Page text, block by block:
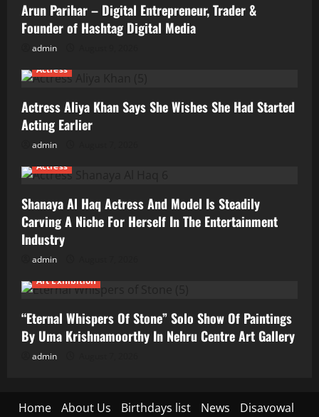
Arun Parihar – Digital Entrepreneur, Trader &
Founder of Hashtag Digital Media
admin
Actress
Actress Aliya Khan Says She Wishes She Had Started
Acting Earlier
admin
Actress
Shanaya Al Haq Actress And Model Is Steadily
Carving A Niche For Herself In The Entertainment
Industry
admin
Art Exhibition
“Eternal Whispers Of Stone” Solo Show Of Paintings
By Uma Krishnamoorthy In Nehru Centre Art Gallery
admin
Home About Us Birthdays list News
Disavowal